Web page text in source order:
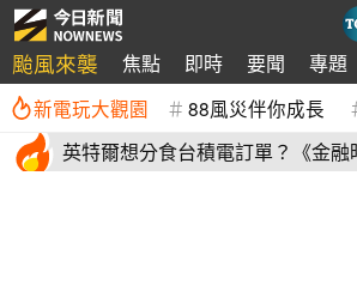
颱風來襲 焦點 即時 要聞 專題
新電玩大觀園 88風災伴你成長
英特爾想分食台積電訂單？《金